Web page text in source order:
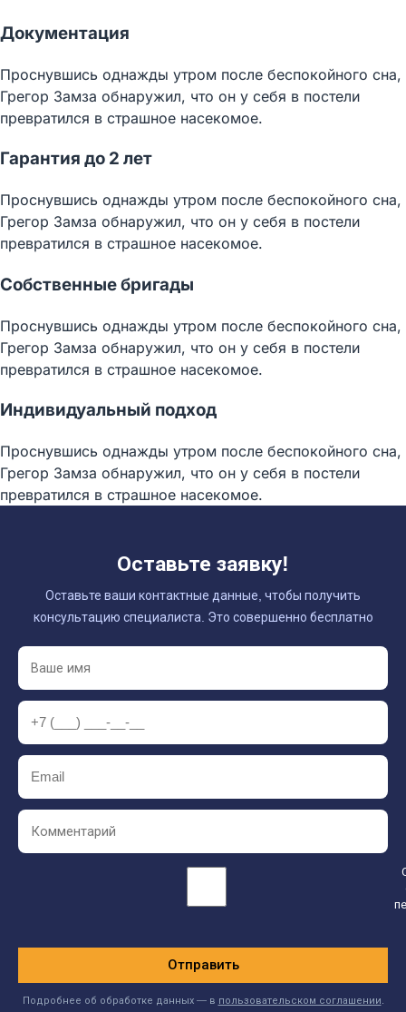
Документация
Проснувшись однажды утром после беспокойного сна,
Грегор Замза обнаружил, что он у себя в постели
превратился в страшное насекомое.
Гарантия до 2 лет
Проснувшись однажды утром после беспокойного сна,
Грегор Замза обнаружил, что он у себя в постели
превратился в страшное насекомое.
Собственные бригады
Проснувшись однажды утром после беспокойного сна,
Грегор Замза обнаружил, что он у себя в постели
превратился в страшное насекомое.
Индивидуальный подход
Проснувшись однажды утром после беспокойного сна,
Грегор Замза обнаружил, что он у себя в постели
превратился в страшное насекомое.
Оставьте заявку!
Оставьте ваши контактные данные, чтобы получить
консультацию специалиста. Это совершенно бесплатно
Отправить
Подробнее об обработке данных — в пользовательском соглашении.